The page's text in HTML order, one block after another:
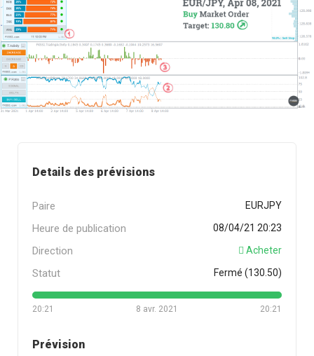
Details des prévisions
Paire EURJPY
Heure de publication 08/04/21 20:23
Direction Acheter
Statut Fermé (130.50)
20:21 20:21
8 avr. 2021
Prévision